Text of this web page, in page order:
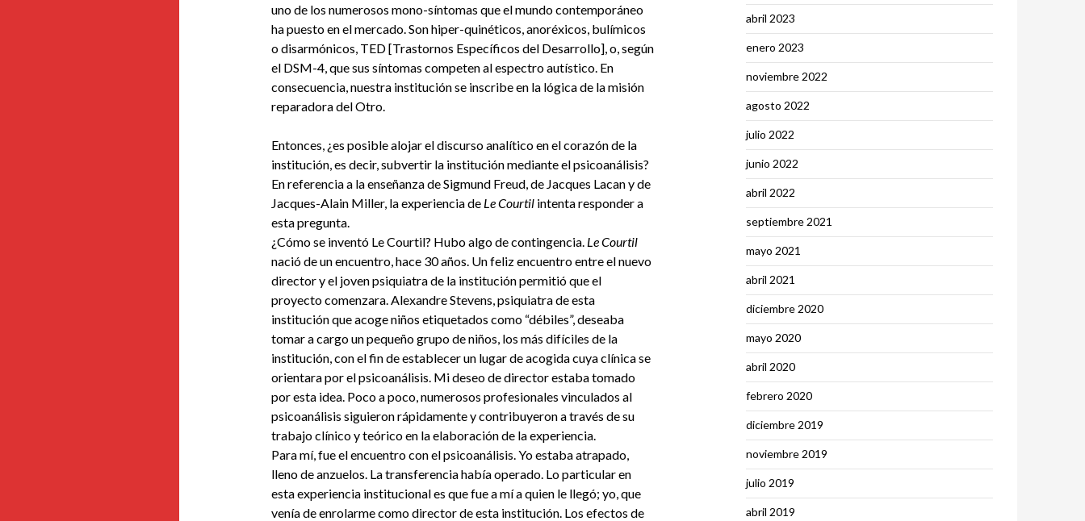
uno de los numerosos mono-síntomas que el mundo contemporáneo
ha puesto en el mercado. Son hiper-quinéticos, anoréxicos, bulímicos
o disarmónicos, TED [Trastornos Específicos del Desarrollo], o, según
el DSM-4, que sus síntomas competen al espectro autístico. En
consecuencia, nuestra institución se inscribe en la lógica de la misión
reparadora del Otro.
Entonces, ¿es posible alojar el discurso analítico en el corazón de la
institución, es decir, subvertir la institución mediante el psicoanálisis?
En referencia a la enseñanza de Sigmund Freud, de Jacques Lacan y de
Jacques-Alain Miller, la experiencia de Le Courtil intenta responder a
esta pregunta.
¿Cómo se inventó Le Courtil? Hubo algo de contingencia. Le Courtil
nació de un encuentro, hace 30 años. Un feliz encuentro entre el nuevo
director y el joven psiquiatra de la institución permitió que el
proyecto comenzara. Alexandre Stevens, psiquiatra de esta
institución que acoge niños etiquetados como “débiles”, deseaba
tomar a cargo un pequeño grupo de niños, los más difíciles de la
institución, con el fin de establecer un lugar de acogida cuya clínica se
orientara por el psicoanálisis. Mi deseo de director estaba tomado
por esta idea. Poco a poco, numerosos profesionales vinculados al
psicoanálisis siguieron rápidamente y contribuyeron a través de su
trabajo clínico y teórico en la elaboración de la experiencia.
Para mí, fue el encuentro con el psicoanálisis. Yo estaba atrapado,
lleno de anzuelos. La transferencia había operado. Lo particular en
esta experiencia institucional es que fue a mí a quien le llegó; yo, que
venía de enrolarme como director de esta institución. Los efectos de
abril 2023
enero 2023
noviembre 2022
agosto 2022
julio 2022
junio 2022
abril 2022
septiembre 2021
mayo 2021
abril 2021
diciembre 2020
mayo 2020
abril 2020
febrero 2020
diciembre 2019
noviembre 2019
julio 2019
abril 2019